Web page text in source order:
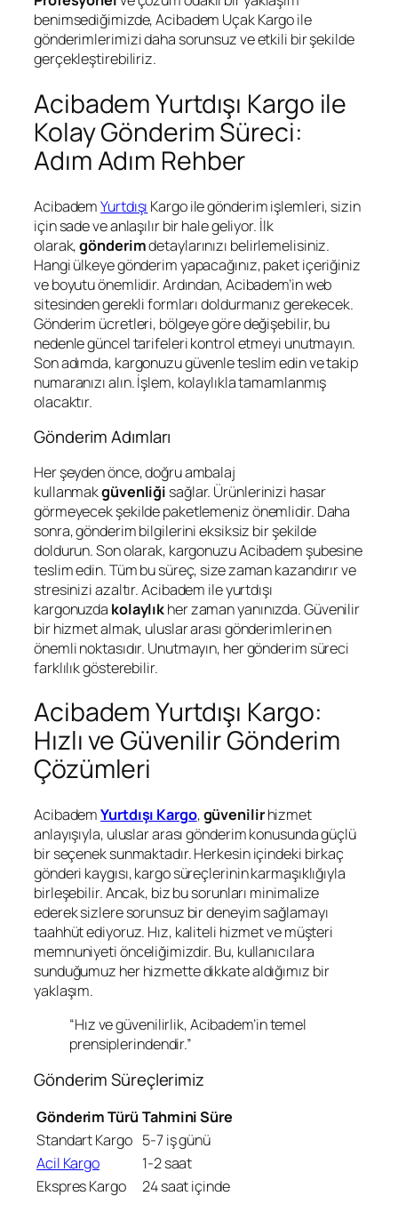
benimsediğimizde, Acibadem Uçak Kargo ile
gönderimlerimizi daha sorunsuz ve etkili bir şekilde
gerçekleştirebiliriz.
Acibadem Yurtdışı Kargo ile
Kolay Gönderim Süreci:
Adım Adım Rehber
AcibademYurtdışı Kargo ile gönderim işlemleri, sizin
için sade ve anlaşılır bir hale geliyor. İlk
olarak,gönderimdetaylarınızı belirlemelisiniz.
Hangi ülkeye gönderim yapacağınız, paket içeriğiniz
ve boyutu önemlidir. Ardından, Acibadem’in web
sitesinden gerekli formları doldurmanız gerekecek.
Gönderim ücretleri, bölgeye göre değişebilir, bu
nedenle güncel tarifeleri kontrol etmeyi unutmayın.
Son adımda, kargonuzu güvenle teslim edin ve takip
numaranızı alın. İşlem, kolaylıkla tamamlanmış
olacaktır.
Gönderim Adımları
Her şeyden önce, doğru ambalaj
kullanmakgüvenliği sağlar. Ürünlerinizi hasar
görmeyecek şekilde paketlemeniz önemlidir. Daha
sonra, gönderim bilgilerini eksiksiz bir şekilde
doldurun. Son olarak, kargonuzu Acibadem şubesine
teslim edin. Tüm bu süreç, size zaman kazandırır ve
stresinizi azaltır. Acibadem ile yurtdışı
kargonuzda kolaylıkher zaman yanınızda. Güvenilir
bir hizmet almak, uluslar arası gönderimlerin en
önemli noktasıdır. Unutmayın, her gönderim süreci
farklılık gösterebilir.
Acibadem Yurtdışı Kargo:
Hızlı ve Güvenilir Gönderim
Çözümleri
AcibademYurtdışı Kargo,güvenilirhizmet
anlayışıyla, uluslar arası gönderim konusunda güçlü
bir seçenek sunmaktadır. Herkesin içindeki birkaç
gönderi kaygısı, kargo süreçlerinin karmaşıklığıyla
birleşebilir. Ancak, biz bu sorunları minimalize
ederek sizlere sorunsuz bir deneyim sağlamayı
taahhüt ediyoruz. Hız, kaliteli hizmet ve müşteri
memnuniyeti önceliğimizdir. Bu, kullanıcılara
sunduğumuz her hizmette dikkate aldığımız bir
yaklaşım.
“Hız ve güvenilirlik, Acibadem’in temel
prensiplerindendir.”
Gönderim Süreçlerimiz
Gönderim Türü Tahmini Süre
Standart Kargo 5-7 iş günü
Acil Kargo
1-2 saat
Ekspres Kargo
24 saat içinde